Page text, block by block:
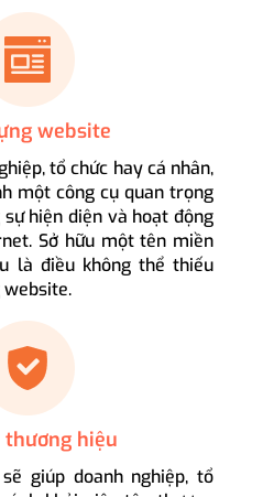
website
tổ chức hay cá nhân,
một công cụ quan trọng
hiện diện và hoạt động
Sở hữu một tên miền
là điều không thể thiếu
thương hiệu
giúp doanh nghiệp, tổ